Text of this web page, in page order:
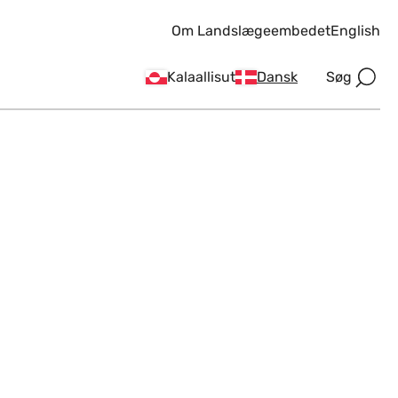
Kalaallisut Dansk Søg
Om LandslægeembedetEnglish